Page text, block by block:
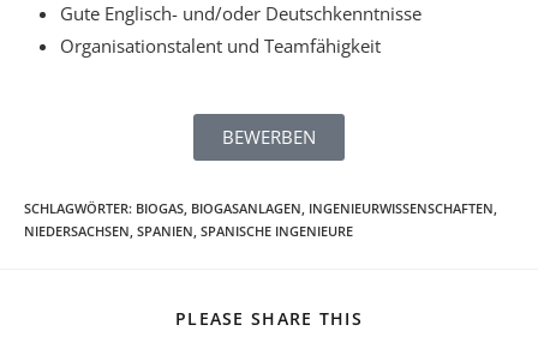
Gute Englisch- und/oder Deutschkenntnisse
Organisationstalent und Teamfähigkeit
BEWERBEN
SCHLAGWÖRTER: BIOGAS BIOGASANLAGEN INGENIEURWISSENSCHAFTEN
NIEDERSACHSEN SPANIEN SPANISCHE INGENIEURE
PLEASE SHARE THIS